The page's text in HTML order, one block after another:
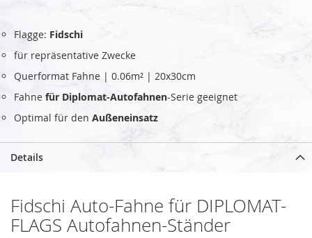
Flagge: Fidschi
für repräsentative Zwecke
Querformat Fahne | 0.06m² | 20x30cm
Fahne für Diplomat-Autofahnen-Serie geeignet
Optimal für den Außeneinsatz
Details
Fidschi Auto-Fahne für DIPLOMAT-
FLAGS Autofahnen-Ständer